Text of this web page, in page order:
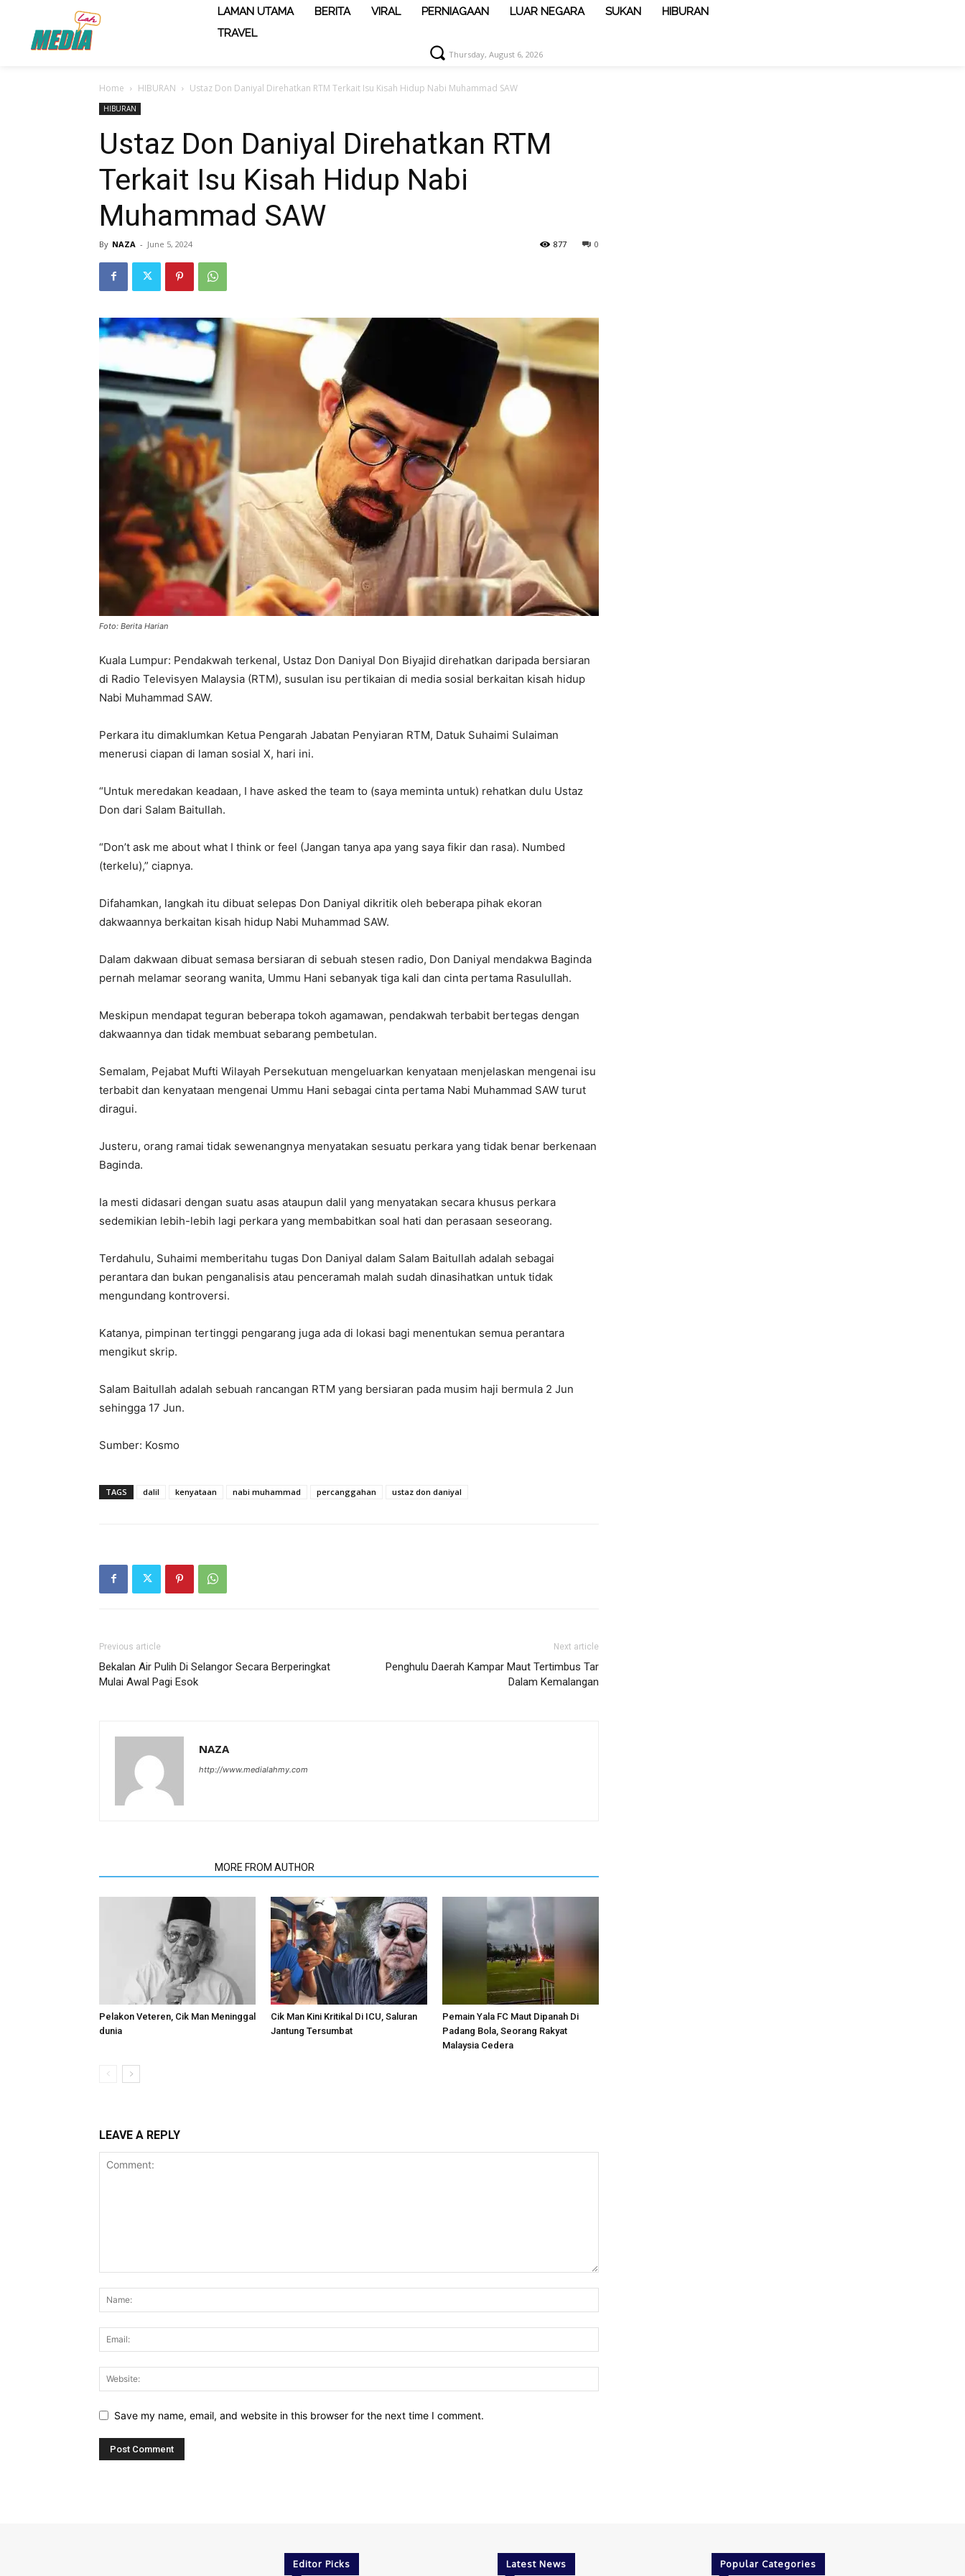
LAMAN UTAMA BERITA VIRAL PERNIAGAAN LUAR NEGARA SUKAN
HIBURAN
TRAVEL
Thursday, August 6, 2026
Home HIBURAN Ustaz Don Daniyal Direhatkan RTM Terkait Isu Kisah Hidup Nabi Muhammad SAW
HIBURAN
Ustaz Don Daniyal Direhatkan RTM
Terkait Isu Kisah Hidup Nabi
Muhammad SAW
By NAZA - June 5, 2024 0
877
Foto: Berita Harian
Kuala Lumpur: Pendakwah terkenal, Ustaz Don Daniyal Don Biyajid direhatkan daripada bersiaran
di Radio Televisyen Malaysia (RTM), susulan isu pertikaian di media sosial berkaitan kisah hidup
Nabi Muhammad SAW.
Perkara itu dimaklumkan Ketua Pengarah Jabatan Penyiaran RTM, Datuk Suhaimi Sulaiman
menerusi ciapan di laman sosial X, hari ini.
“Untuk meredakan keadaan, I have asked the team to (saya meminta untuk) rehatkan dulu Ustaz
Don dari Salam Baitullah.
“Don’t ask me about what I think or feel (Jangan tanya apa yang saya fikir dan rasa). Numbed
(terkelu),” ciapnya.
Difahamkan, langkah itu dibuat selepas Don Daniyal dikritik oleh beberapa pihak ekoran
dakwaannya berkaitan kisah hidup Nabi Muhammad SAW.
Dalam dakwaan dibuat semasa bersiaran di sebuah stesen radio, Don Daniyal mendakwa Baginda
pernah melamar seorang wanita, Ummu Hani sebanyak tiga kali dan cinta pertama Rasulullah.
Meskipun mendapat teguran beberapa tokoh agamawan, pendakwah terbabit bertegas dengan
dakwaannya dan tidak membuat sebarang pembetulan.
Semalam, Pejabat Mufti Wilayah Persekutuan mengeluarkan kenyataan menjelaskan mengenai isu
terbabit dan kenyataan mengenai Ummu Hani sebagai cinta pertama Nabi Muhammad SAW turut
diragui.
Justeru, orang ramai tidak sewenangnya menyatakan sesuatu perkara yang tidak benar berkenaan
Baginda.
Ia mesti didasari dengan suatu asas ataupun dalil yang menyatakan secara khusus perkara
sedemikian lebih-lebih lagi perkara yang membabitkan soal hati dan perasaan seseorang.
Terdahulu, Suhaimi memberitahu tugas Don Daniyal dalam Salam Baitullah adalah sebagai
perantara dan bukan penganalisis atau penceramah malah sudah dinasihatkan untuk tidak
mengundang kontroversi.
Katanya, pimpinan tertinggi pengarang juga ada di lokasi bagi menentukan semua perantara
mengikut skrip.
Salam Baitullah adalah sebuah rancangan RTM yang bersiaran pada musim haji bermula 2 Jun
sehingga 17 Jun.
Sumber: Kosmo
TAGS dalil kenyataan nabi muhammad percanggahan ustaz don daniyal
Previous article
Bekalan Air Pulih Di Selangor Secara Berperingkat
Mulai Awal Pagi Esok
Next article
Penghulu Daerah Kampar Maut Tertimbus Tar
Dalam Kemalangan
NAZA
http://www.medialahmy.com
MORE FROM AUTHOR
Pelakon Veteren, Cik Man Meninggal
dunia
Cik Man Kini Kritikal Di ICU, Saluran
Jantung Tersumbat
Pemain Yala FC Maut Dipanah Di
Padang Bola, Seorang Rakyat
Malaysia Cedera
LEAVE A REPLY
Save my name, email, and website in this browser for the next time I comment.
Editor Picks Latest News Popular Categories